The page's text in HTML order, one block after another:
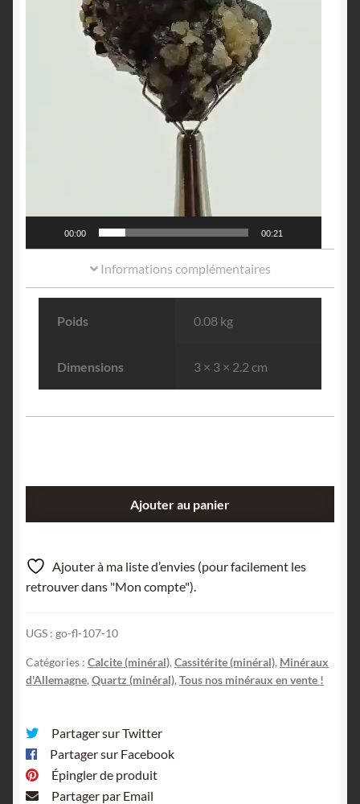
00:00 00:21
Informations complémentaires
Poids 0.08 kg
Dimensions 3 × 3 × 2.2 cm
de
Cassitérite,
Saxe,
Ajouter au panier
Ajouter à ma liste d’envies (pour facilement les
retrouver dans "Mon compte").
UGS : go-fl-107-10
Catégories : Calcite (minéral), Cassitérite (minéral), Minéraux
d'Allemagne, Quartz (minéral), Tous nos minéraux en vente !
Partager sur Twitter
Partager sur Facebook
Épingler de produit
Partager par Email